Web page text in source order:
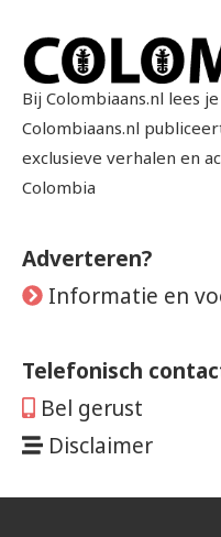
Bij Colombiaans.nl lees
Colombiaans.nl
exclusieve verhalen en
Colombia
Adverteren?
Informatie en
Telefonisch
Bel gerust
Disclaimer